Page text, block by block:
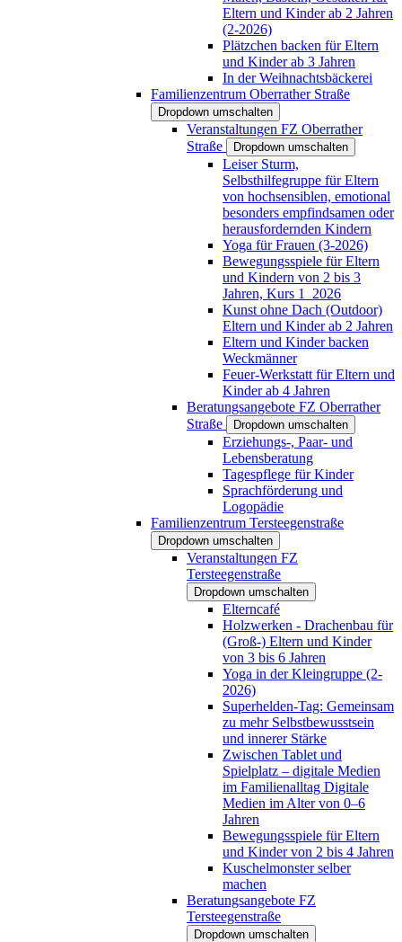
Eltern und Kinder ab 2 Jahren
(2-2026)
Plätzchen backen für Eltern
und Kinder ab 3 Jahren
In der Weihnachtsbäckerei
Familienzentrum Oberrather Straße
Dropdown umschalten
Veranstaltungen FZ Oberrather
Straße
Dropdown umschalten
Leiser Sturm,
Selbsthilfegruppe für Eltern
von hochsensiblen, emotional
besonders empfindsamen oder
herausfordernden Kindern
Yoga für Frauen (3-2026)
Bewegungsspiele für Eltern
und Kindern von 2 bis 3
Jahren, Kurs 1_2026
Kunst ohne Dach (Outdoor)
Eltern und Kinder ab 2 Jahren
Eltern und Kinder backen
Weckmänner
Feuer-Werkstatt für Eltern und
Kinder ab 4 Jahren
Beratungsangebote FZ Oberrather
Straße
Dropdown umschalten
Erziehungs-, Paar- und
Lebensberatung
Tagespflege für Kinder
Sprachförderung und
Logopädie
Familienzentrum Tersteegenstraße
Dropdown umschalten
Veranstaltungen FZ
Tersteegenstraße
Dropdown umschalten
Elterncafé
Holzwerken - Drachenbau für
(Groß-) Eltern und Kinder
von 3 bis 6 Jahren
Yoga in der Kleingruppe (2-
2026)
Superhelden-Tag: Gemeinsam
zu mehr Selbstbewusstsein
und innerer Stärke
Zwischen Tablet und
Spielplatz – digitale Medien
im Familienalltag Digitale
Medien im Alter von 0–6
Jahren
Bewegungsspiele für Eltern
und Kinder von 2 bis 4 Jahren
Kuschelmonster selber
machen
Beratungsangebote FZ
Tersteegenstraße
Dropdown umschalten